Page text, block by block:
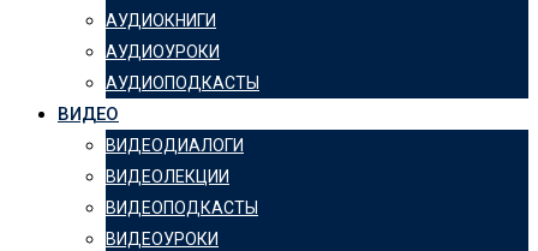
АУДИОКНИГИ
АУДИОУРОКИ
АУДИОПОДКАСТЫ
ВИДЕО
ВИДЕОДИАЛОГИ
ВИДЕОЛЕКЦИИ
ВИДЕОПОДКАСТЫ
ВИДЕОУРОКИ